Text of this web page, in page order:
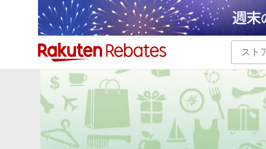
カテゴリー一覧 イベント一覧